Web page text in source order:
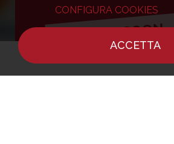
- COMING SOON -
CONFIGURA COOKIES
ACCETTA